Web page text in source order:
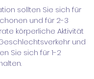
sollten Sie sich für
und für 2-3
körperliche Aktivität
und
Sie sich für 1-2